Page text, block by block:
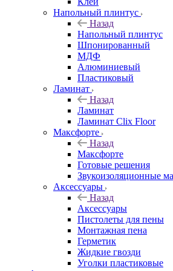
Напольный плинтус
Назад
Напольный плинтус
Шпонированный
МДФ
Алюминиевый
Пластиковый
Ламинат
Назад
Ламинат
Ламинат Clix Floor
Максфорте
Назад
Максфорте
Готовые решения
Звукоизоляционные
Аксессуары
Назад
Аксессуары
Пистолеты для пены
Монтажная пена
Герметик
Жидкие гвозди
Уголки пластиковые